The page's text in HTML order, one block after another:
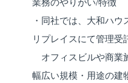
・同社では、大和ハウ
リプレイスにて管理受
オフィスビルや商業
幅広い規模・用途の建